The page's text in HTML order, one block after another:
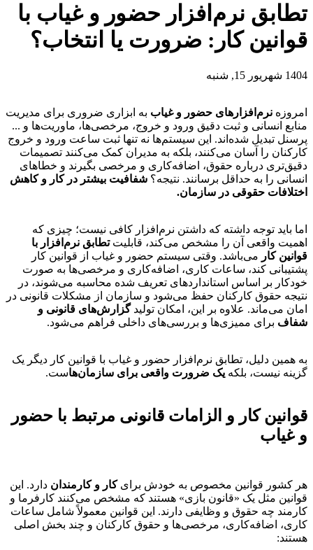
تطابق نرم‌افزار حضور و غیاب با
قوانین کار: ضرورت یا انتخاب؟
1404 شهریور 15, شنبه
امروزه نرم‌افزارهای حضور و غیاب به ابزاری ضروری برای مدیریت
منابع انسانی و ثبت دقیق ورود و خروج، مرخصی‌ها، ماوریت‌ها و ...
پرسنل تبدیل شده‌اند. این سیستم‌ها نه تنها ثبت ساعت ورود و خروج
کارکنان را آسان می‌کنند، بلکه به مدیران کمک می‌کنند تصمیمات
دقیق‌تری درباره حقوق، اضافه‌کاری و مرخصی بگیرند و خطاهای
انسانی را به حداقل برسانند. نتیجه؟ شفافیت بیشتر در کار و کاهش
اختلافات حقوقی در سازمان.
اما باید توجه داشته که داشتن نرم‌افزار کافی نیست؛ چیزی که
اهمیت واقعی آن را مشخص می‌کند، قابلیتتطابق نرم‌افزار با
قوانین کار می‌باشد. وقتی سیستم حضور و غیاب از قوانین کار
پشتیبانی کند، ساعات کاری، اضافه‌کاری و مرخصی‌ها به صورت
خودکار بر اساس استانداردهای تعریف شده محاسبه می‌شوند، در
نتیجه حقوق کارکنان حفظ می‌شود و سازمان از مشکلات قانونی در
امان می‌ماند. علاوه بر این، امکان تولیدگزارش‌های قانونی و
شفاف برای ممیزی‌ها و بررسی‌های داخلی فراهم می‌شود.
به همین دلیل، تطابق نرم‌افزار حضور و غیاب با قوانین کار دیگر یک
گزینه نیست، بلکه یک ضرورت واقعی برای سازمان‌هاست.
قوانین کار و الزامات قانونی مرتبط با حضور
و غیاب
هر کشور قوانین مخصوص به خودش برایکار و کارمندان دارد. این
قوانین مثل یک «قانون بازی» هستند که مشخص می‌کنند کارفرما و
کارمند چه حقوق و وظایفی دارند. این قوانین معمولاً شامل ساعات
کاری، اضافه‌کاری، مرخصی‌ها و حقوق کارکنان و چند بخش اصلی
هستند: